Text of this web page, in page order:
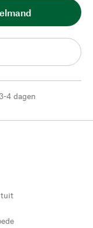
4 dagen
tuit